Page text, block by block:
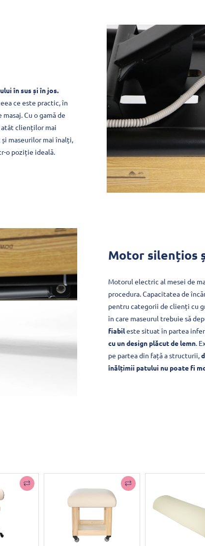
în sus și în jos.
ce este practic, în
Cu o gamă de
clienților mai
maseurilor mai înalți,
o poziție ideală.
Motor silențios
Motorul electric al mesei de
procedura. Capacitatea de
pentru categorii de clienți cu
în care maseurul trebuie să
fiabileste situat în partea
cu un design plăcut de lemn.
pe partea din față a structurii,
înălțimii patului nu poate fi